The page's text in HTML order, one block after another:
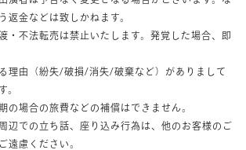
返金などは致しかねます。
・不法転売は禁止いたします。発覚した場合、即
理由（紛失/破損/消失/破棄など）がありまして
。
の場合の旅費などの補償はできません。
辺での立ち話、座り込み行為は、他のお客様のご
遠慮ください。